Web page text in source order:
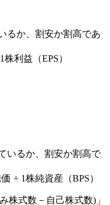
るか、割安か割高であ
利益（EPS）
いるか、割安か割高で
÷ 1株純資産（BPS）
株式数－自己株式数)」